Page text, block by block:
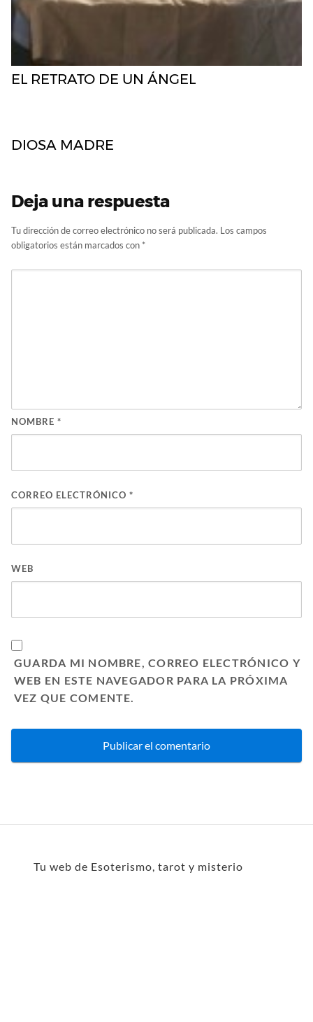
EL RETRATO DE UN ÁNGEL
DIOSA MADRE
Deja una respuesta
Tu dirección de correo electrónico no será publicada. Los campos
obligatorios están marcados con *
NOMBRE *
CORREO ELECTRÓNICO *
WEB
GUARDA MI NOMBRE, CORREO ELECTRÓNICO Y
WEB EN ESTE NAVEGADOR PARA LA PRÓXIMA
VEZ QUE COMENTE.
Tu web de Esoterismo, tarot y misterio